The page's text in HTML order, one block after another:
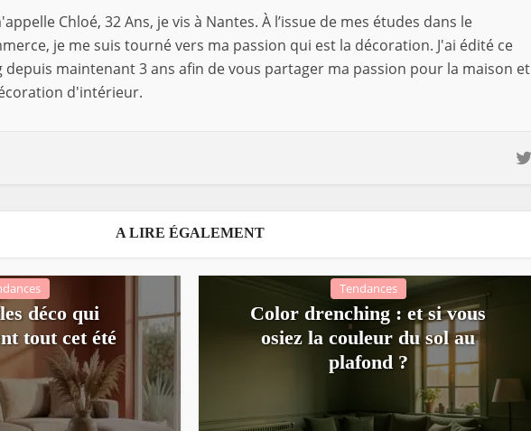
Chloé, 32 Ans, je vis à Nantes. À l’issue de mes études dans le
je me suis tourné vers ma passion qui est la décoration. J'ai édité ce
depuis maintenant 3 ans afin de vous partager ma passion pour la maison et
d'intérieur.
A LIRE ÉGALEMENT
déco qui
tout cet été
Tendances
Color drenching : et si vous
osiez la couleur du sol au
plafond ?